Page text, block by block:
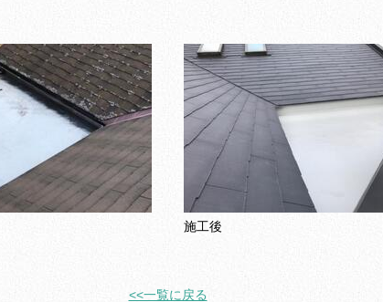
施工後
<<一覧に戻る